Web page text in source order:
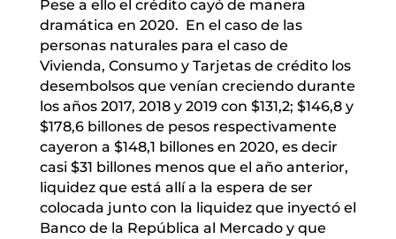
Pese a ello el crédito cayó de manera
dramática en 2020. En el caso de las
personas naturales para el caso de
Vivienda, Consumo y Tarjetas de crédito los
desembolsos que venían creciendo durante
los años 2017, 2018 y 2019 con $131,2; $146,8 y
$178,6 billones de pesos respectivamente
cayeron a $148,1 billones en 2020, es decir
casi $31 billones menos que el año anterior,
liquidez que está allí a la espera de ser
colocada junto con la liquidez que inyectó el
Banco de la República al Mercado y que